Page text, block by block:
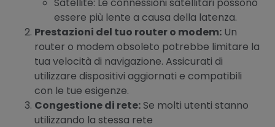
essere più lente a causa della latenza.
Prestazioni del tuo router o modem: Un
router o modem obsoleto potrebbe limitare la
tua velocità di navigazione. Assicurati di
utilizzare dispositivi aggiornati e compatibili
con le tue esigenze.
Congestione di rete: Se molti utenti stanno
utilizzando la stessa rete